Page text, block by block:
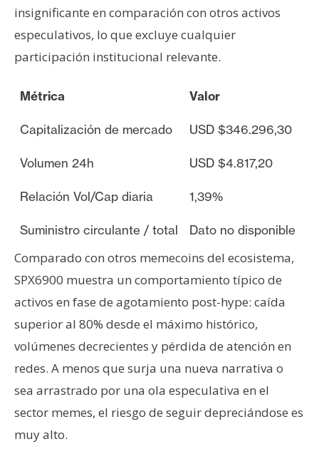
insignificante en comparación con otros activos
especulativos, lo que excluye cualquier
participación institucional relevante.
Métrica Valor
Capitalización de mercado USD $346.296,30
Volumen 24h USD $4.817,20
Relación Vol/Cap diaria 1,39%
Suministro circulante / total Dato no disponible
Comparado con otros memecoins del ecosistema,
SPX6900 muestra un comportamiento típico de
activos en fase de agotamiento post-hype: caída
superior al 80% desde el máximo histórico,
volúmenes decrecientes y pérdida de atención en
redes. A menos que surja una nueva narrativa o
sea arrastrado por una ola especulativa en el
sector memes, el riesgo de seguir depreciándose es
muy alto.